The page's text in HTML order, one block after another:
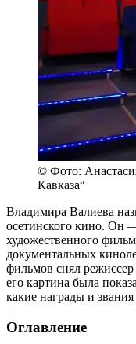
© Фото:
Кавказа“
Владимира Валиева
осетинского кино. Он —
художественного
документальных
фильмов снял
его картина была
какие награды и
Оглавление